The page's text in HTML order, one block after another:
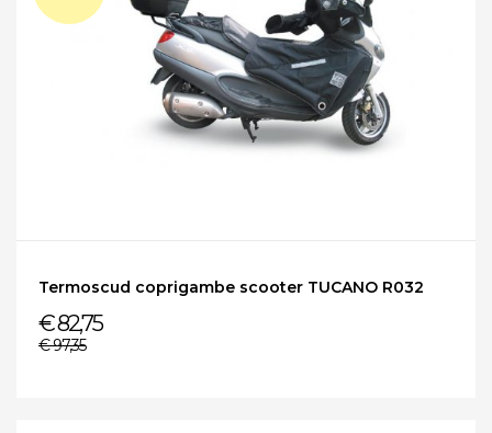
Termoscud coprigambe scooter TUCANO R032
€ 82,75
€ 97,35